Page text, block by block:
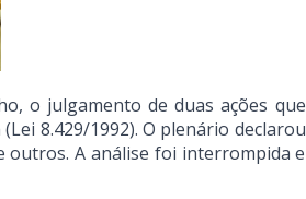
o julgamento de duas ações que
8.429/1992). O plenário declarou
outros. A análise foi interrompida e